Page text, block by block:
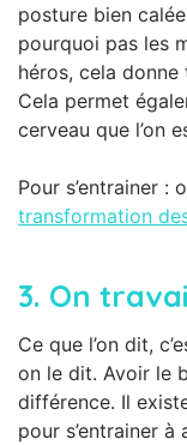
posture bien
pourquoi pas les
héros, cela donne
Cela permet
cerveau que l’on
Pour s’entrainer :
transformation
3. On
Ce que l’on dit,
on le dit. Avoir le
différence. Il
pour s’entrainer